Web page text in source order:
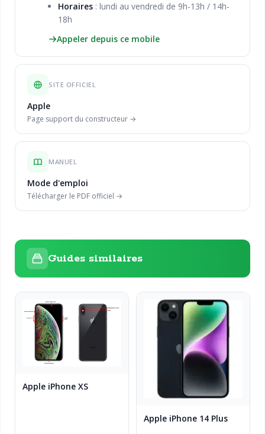
Horaires : lundi au vendredi de 9h-13h / 14h-
18h
Appeler depuis ce mobile
SITE OFFICIEL
Apple
Page support du constructeur →
MANUEL
Mode d'emploi
Télécharger le PDF officiel →
Guides similaires
Apple iPhone XS
Apple iPhone 14 Plus